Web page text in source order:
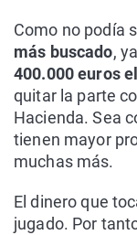
Como no podía
más buscado,
400.000 euros
quitar la parte
Hacienda. Sea
tienen mayor
muchas más.
El dinero que
jugado. Por